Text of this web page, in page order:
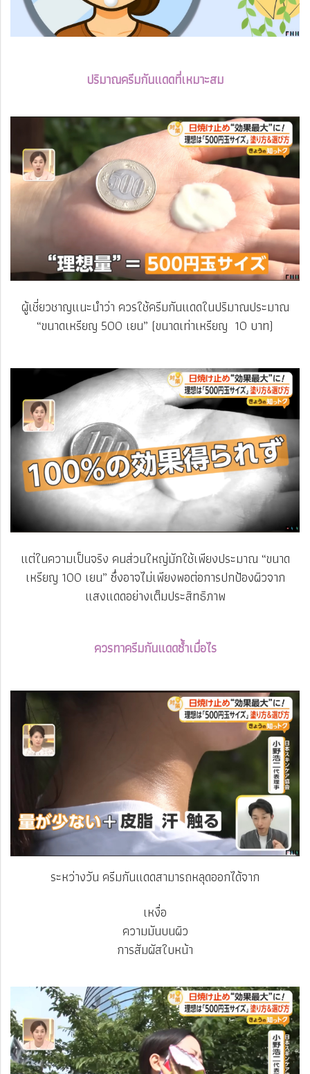
ปริมาณครีมกันแดดที่เหมาะสม
ผู้เชี่ยวชาญแนะนำว่า ควรใช้ครีมกันแดดในปริมาณประมาณ
“ขนาดเหรียญ 500 เยน” (ขนาดเท่าเหรียญ 10 บาท)
แต่ในความเป็นจริง คนส่วนใหญ่มักใช้เพียงประมาณ “ขนาด
เหรียญ 100 เยน” ซึ่งอาจไม่เพียงพอต่อการปกป้องผิวจาก
แสงแดดอย่างเต็มประสิทธิภาพ
ควรทาครีมกันแดดซ้ำเมื่อไร
ระหว่างวัน ครีมกันแดดสามารถหลุดออกได้จาก
เหงื่อ
ความมันบนผิว
การสัมผัสใบหน้า